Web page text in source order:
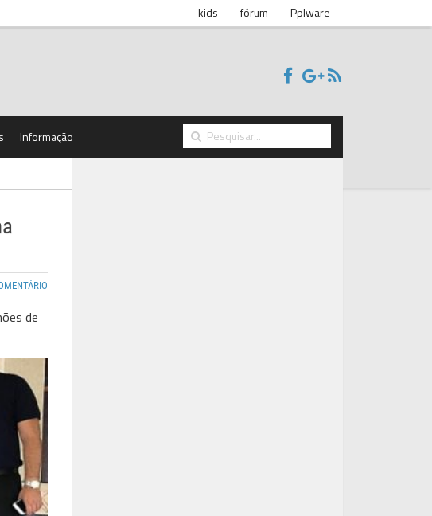
kids fórum Pplware
Informação
de